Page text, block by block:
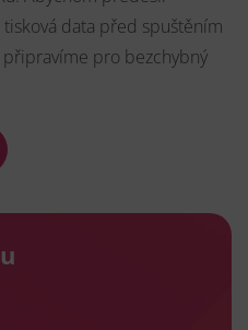
data před spuštěním
pro bezchybný